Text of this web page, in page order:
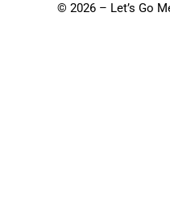
© 2026 – Let’s Go